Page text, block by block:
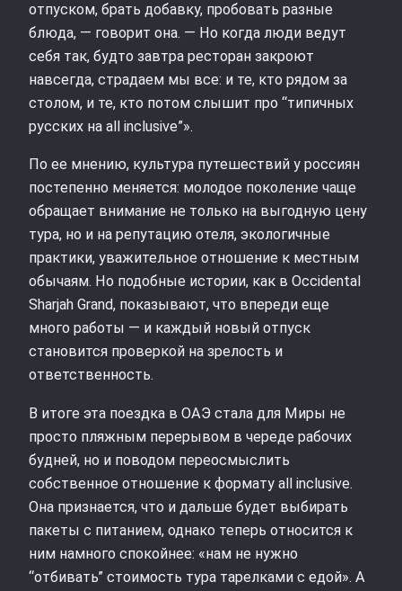
отпуском, брать добавку, пробовать разные
блюда, — говорит она. — Но когда люди ведут
себя так, будто завтра ресторан закроют
навсегда, страдаем мы все: и те, кто рядом за
столом, и те, кто потом слышит про “типичных
русских на all inclusive”».
По ее мнению, культура путешествий у россиян
постепенно меняется: молодое поколение чаще
обращает внимание не только на выгодную цену
тура, но и на репутацию отеля, экологичные
практики, уважительное отношение к местным
обычаям. Но подобные истории, как в Occidental
Sharjah Grand, показывают, что впереди еще
много работы — и каждый новый отпуск
становится проверкой на зрелость и
ответственность.
В итоге эта поездка в ОАЭ стала для Миры не
просто пляжным перерывом в череде рабочих
будней, но и поводом переосмыслить
собственное отношение к формату all inclusive.
Она признается, что и дальше будет выбирать
пакеты с питанием, однако теперь относится к
ним намного спокойнее: «нам не нужно
“отбивать” стоимость тура тарелками с едой». А